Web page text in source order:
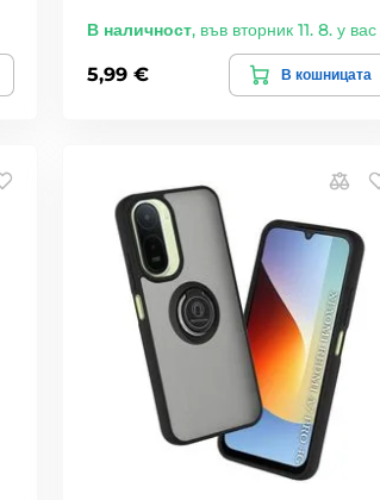
В наличност, във вторник 11. 8. у вас
5,99 € В кошницата